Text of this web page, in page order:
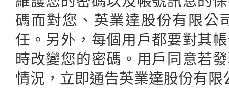
碼而對您、英業達股份有限公
任。另外，每個用戶都要對其
時改變您的密碼。用戶同意若
情況，立即通告英業達股份有限